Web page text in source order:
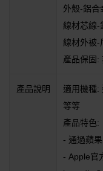
外殼-鋁合
線材芯線-
線材外被-
產品保固:
產品說明
適用機種:
等等
產品特色:
- 通過蘋
- Apple官